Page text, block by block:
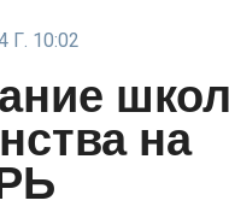
Г. 10:02
на